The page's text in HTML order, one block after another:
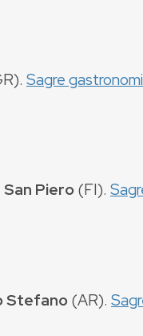
). Sagre
Piero(FI).
Stefano(AR).